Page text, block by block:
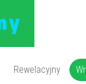
Rewelacyjny